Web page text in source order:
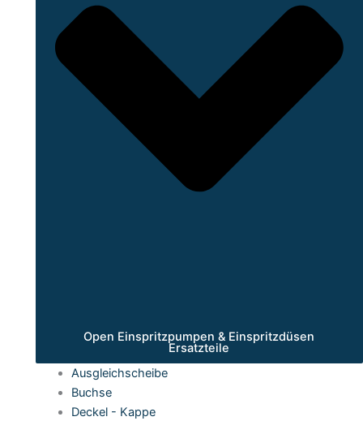
Open Einspritzpumpen & Einspritzdüsen
Ersatzteile
Ausgleichscheibe
Buchse
Deckel - Kappe